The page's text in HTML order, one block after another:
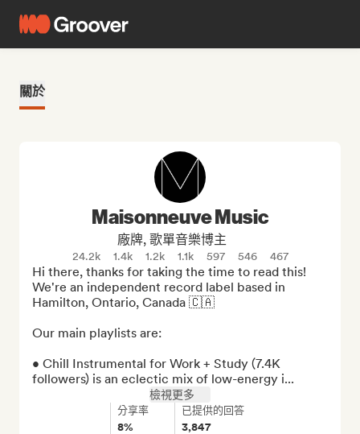
關於
Maisonneuve Music
廠牌, 歌單音樂博主
24.2k 1.4k 1.2k 1.1k 597 546 467
Hi there, thanks for taking the time to read this!
We're an independent record label based in
Hamilton, Ontario, Canada 🇨🇦
Our main playlists are:
• Chill Instrumental for Work + Study (7.4K
followers) is an eclectic mix of low-energy i...
檢視更多
分享率
8%
已提供的回答
3,847